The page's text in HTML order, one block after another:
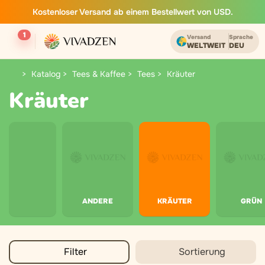
Kostenloser Versand ab einem Bestellwert von USD.
1 Versand
WELTWEIT
Sprache
DEU
Katalog Tees & Kaffee Tees Kräuter
Kräuter
ANDERE KRÄUTER GRÜN
Filter Sortierung